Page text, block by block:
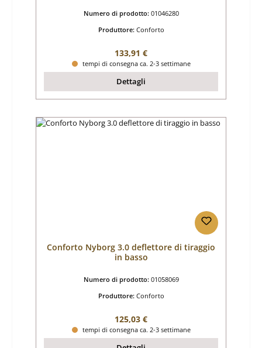
Numero di prodotto: 01046280
Produttore: Conforto
Prezzo normale:
133,91 €
tempi di consegna ca. 2-3 settimane
Dettagli
Conforto Nyborg 3.0 deflettore di tiraggio
in basso
Numero di prodotto: 01058069
Produttore: Conforto
Prezzo normale:
125,03 €
tempi di consegna ca. 2-3 settimane